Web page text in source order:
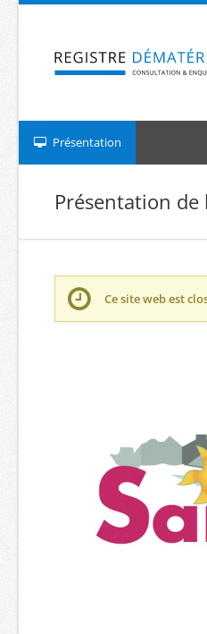
Aller au contenu
Présentation
Présentation
Ce site web est